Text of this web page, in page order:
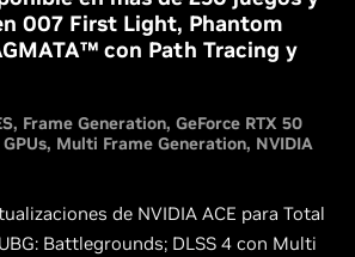
007 First Light, Phantom
con Path Tracing y
Frame Generation GeForce RTX 50
Multi Frame Generation NVIDIA
de NVIDIA ACE para Total
Battlegrounds; DLSS 4 con Multi